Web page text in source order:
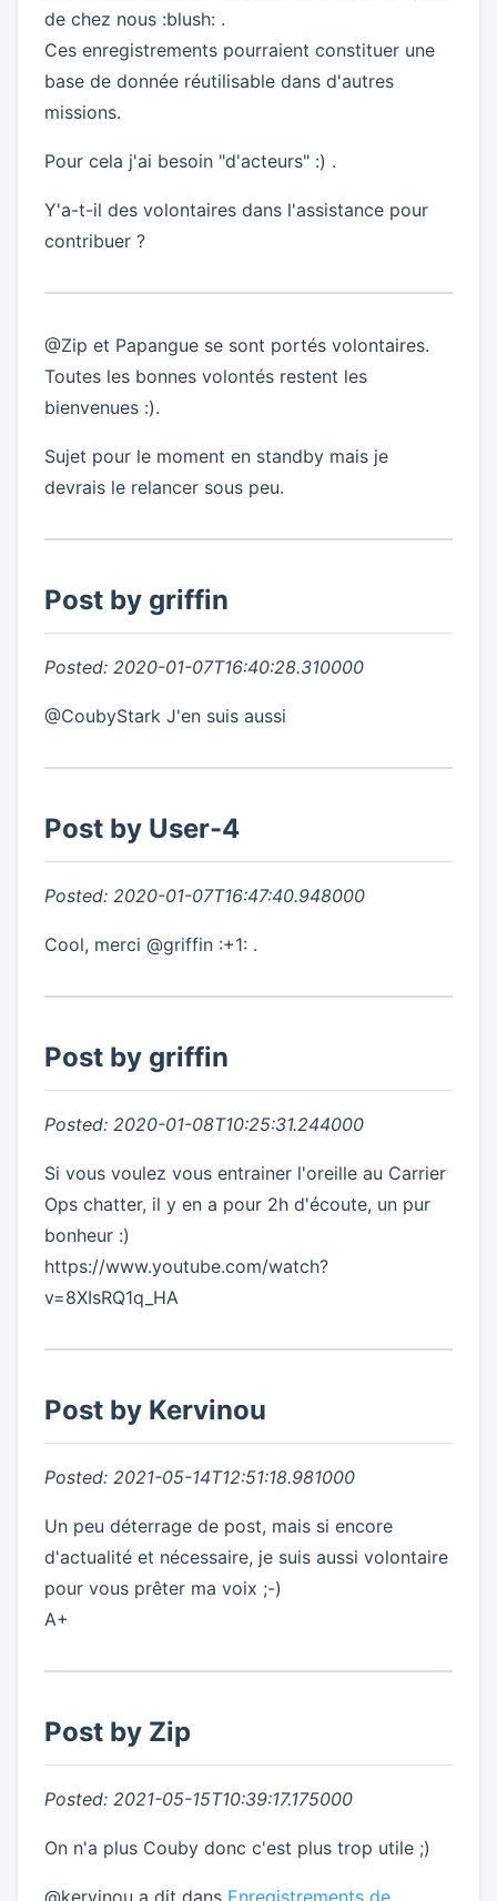
de chez nous :blush: .
Ces enregistrements pourraient constituer une
base de donnée réutilisable dans d'autres
missions.
Pour cela j'ai besoin "d'acteurs" :) .
Y'a-t-il des volontaires dans l'assistance pour
contribuer ?
@Zip et Papangue se sont portés volontaires.
Toutes les bonnes volontés restent les
bienvenues :).
Sujet pour le moment en standby mais je
devrais le relancer sous peu.
Post by griffin
Posted: 2020-01-07T16:40:28.310000
@CoubyStark J'en suis aussi
Post by User-4
Posted: 2020-01-07T16:47:40.948000
Cool, merci @griffin :+1: .
Post by griffin
Posted: 2020-01-08T10:25:31.244000
Si vous voulez vous entrainer l'oreille au Carrier
Ops chatter, il y en a pour 2h d'écoute, un pur
bonheur :)
https://www.youtube.com/watch?
v=8XIsRQ1q_HA
Post by Kervinou
Posted: 2021-05-14T12:51:18.981000
Un peu déterrage de post, mais si encore
d'actualité et nécessaire, je suis aussi volontaire
pour vous prêter ma voix ;-)
A+
Post by Zip
Posted: 2021-05-15T10:39:17.175000
On n'a plus Couby donc c'est plus trop utile ;)
@kervinou a dit dans Enregistrements de